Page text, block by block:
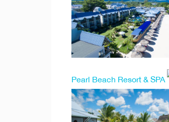
Pearl Beach Resort & SPA